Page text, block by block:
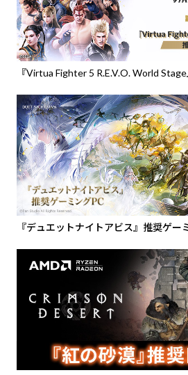
『Virtua Fighter 5 R.E.V.O. World
『デュエットナイトアビス』推奨ゲー